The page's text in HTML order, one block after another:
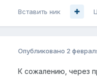
Вставить ник
Опубликовано 2
К сожалению, через